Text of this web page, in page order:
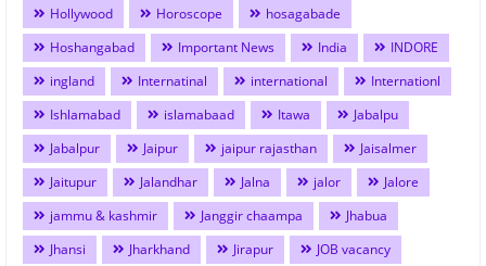
Hollywood
Horoscope
hosagabade
Hoshangabad
Important News India
INDORE
ingland
Internatinal international
Internationl
Ishlamabad
islamabaad Itawa
Jabalpu
Jabalpur
Jaipur jaipur rajasthan
Jaisalmer
Jaitupur
Jalandhar Jalna jalor
Jalore
jammu & kashmir
Janggir chaampa
Jhabua
Jhansi
Jharkhand Jirapur
JOB vacancy